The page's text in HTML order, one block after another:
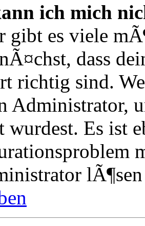
ich mich
es viele
dass
richtig sind.
Administrator,
wurdest. Es ist
lÃ¶sen